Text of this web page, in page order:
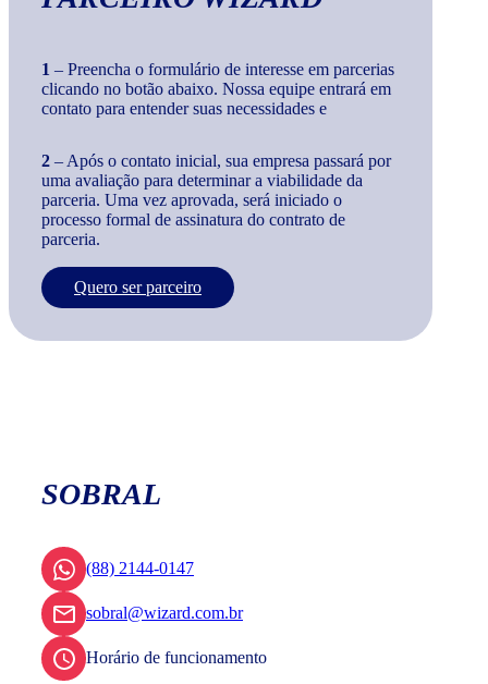
1 – Preencha o formulário de interesse em parcerias
clicando no botão abaixo. Nossa equipe entrará em
contato para entender suas necessidades e
2 – Após o contato inicial, sua empresa passará por
uma avaliação para determinar a viabilidade da
parceria. Uma vez aprovada, será iniciado o
processo formal de assinatura do contrato de
parceria.
Quero ser parceiro
SOBRAL
(88) 2144-0147
sobral@wizard.com.br
Horário de funcionamento